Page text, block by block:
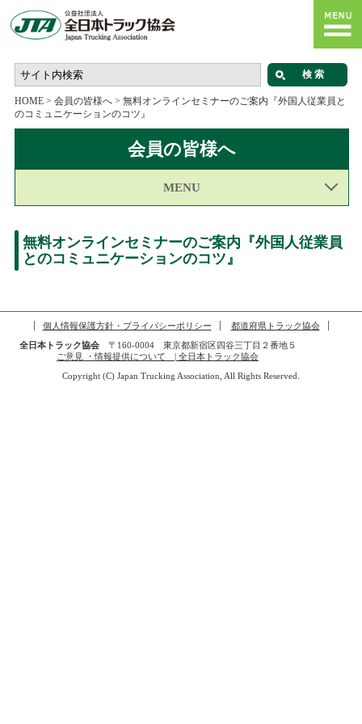
HOME> 会員の皆様へ> 無料オンラインセミナーのご案内『外国人従業員と
のコミュニケーションのコツ』
会員の皆様へ
MENU
無料オンラインセミナーのご案内『外国人従業員
とのコミュニケーションのコツ』
個人情報保護方針・プライバシーポリシー
都道府県トラック協会
全日本トラック協会〒160-0004 東京都新宿区四谷三丁目２番地５
ご意見 ・情報提供について | 全日本トラック協会
Copyright (C) Japan Trucking Association, All Rights Reserved.